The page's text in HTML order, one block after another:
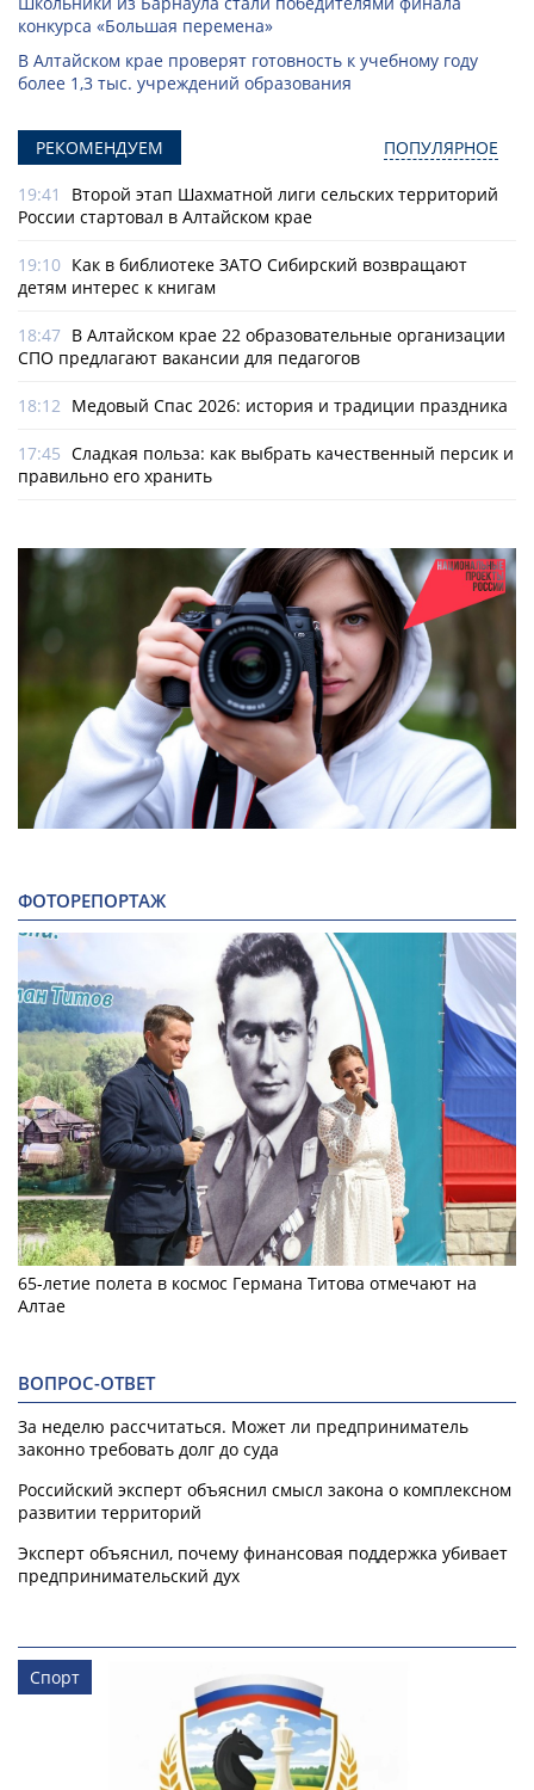
конкурса «Большая перемена»
В Алтайском крае проверят готовность к учебному году
более 1,3 тыс. учреждений образования
РЕКОМЕНДУЕМ ПОПУЛЯРНОЕ
19:41
Второй этап Шахматной лиги сельских территорий
России стартовал в Алтайском крае
19:10 Как в библиотеке ЗАТО Сибирский возвращают
детям интерес к книгам
18:47 В Алтайском крае 22 образовательные организации
СПО предлагают вакансии для педагогов
18:12 Медовый Спас 2026: история и традиции праздника
17:45 Сладкая польза: как выбрать качественный персик и
правильно его хранить
ФОТОРЕПОРТАЖ
65-летие полета в космос Германа Титова отмечают на
Алтае
ВОПРОС-ОТВЕТ
За неделю рассчитаться. Может ли предприниматель
законно требовать долг до суда
Российский эксперт объяснил смысл закона о комплексном
развитии территорий
Эксперт объяснил, почему финансовая поддержка убивает
предпринимательский дух
Спорт